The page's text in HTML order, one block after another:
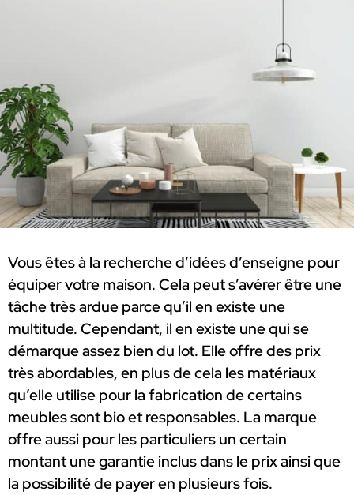
Vous êtes à la recherche d’idées d’enseigne pour
équiper votre maison. Cela peut s’avérer être une
tâche très ardue parce qu’il en existe une
multitude. Cependant, il en existe une qui se
démarque assez bien du lot. Elle offre des prix
très abordables, en plus de cela les matériaux
qu’elle utilise pour la fabrication de certains
meubles sont bio et responsables. La marque
offre aussi pour les particuliers un certain
montant une garantie inclus dans le prix ainsi que
la possibilité de payer en plusieurs fois.